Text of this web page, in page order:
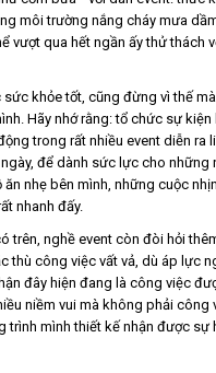
môi trường nắng cháy mưa
vượt qua hết ngần ấy thử thách
khỏe tốt, cũng đừng vì thế
Hãy nhớ rằng: tổ chức sự kiện
trong rất nhiều event diễn ra
để dành sức lực cho những
ăn nhẹ bên mình, những cuộc
nhanh đấy.
trên, nghề event còn đòi hỏi
thù công việc vất vả, dù áp lực
đây hiện đang là công việc
niềm vui mà không phải công
trình mình thiết kế nhận được sự